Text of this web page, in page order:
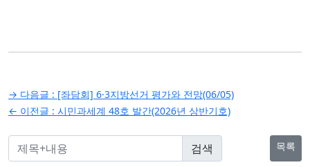
글
탐
색
→ 다음글 : [좌담회] 6·3지방선거 평가와 전망(06/05)
← 이전글 : 시민과세계 48호 발간(2026년 상반기호)
목록